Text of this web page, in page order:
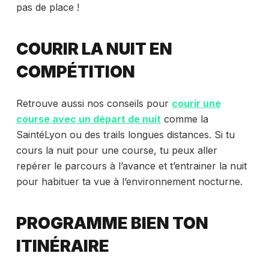
pas de place !
COURIR LA NUIT EN
COMPÉTITION
Retrouve aussi nos conseils pour courir une
course avec un départ de nuitcomme la
SaintéLyon ou des trails longues distances. Si tu
cours la nuit pour une course, tu peux aller
repérer le parcours à l’avance et t’entrainer la nuit
pour habituer ta vue à l’environnement nocturne.
PROGRAMME BIEN TON
ITINÉRAIRE